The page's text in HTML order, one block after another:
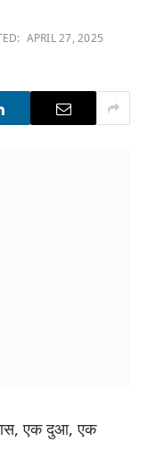
APRIL 27, 2025
एक दुआ, एक